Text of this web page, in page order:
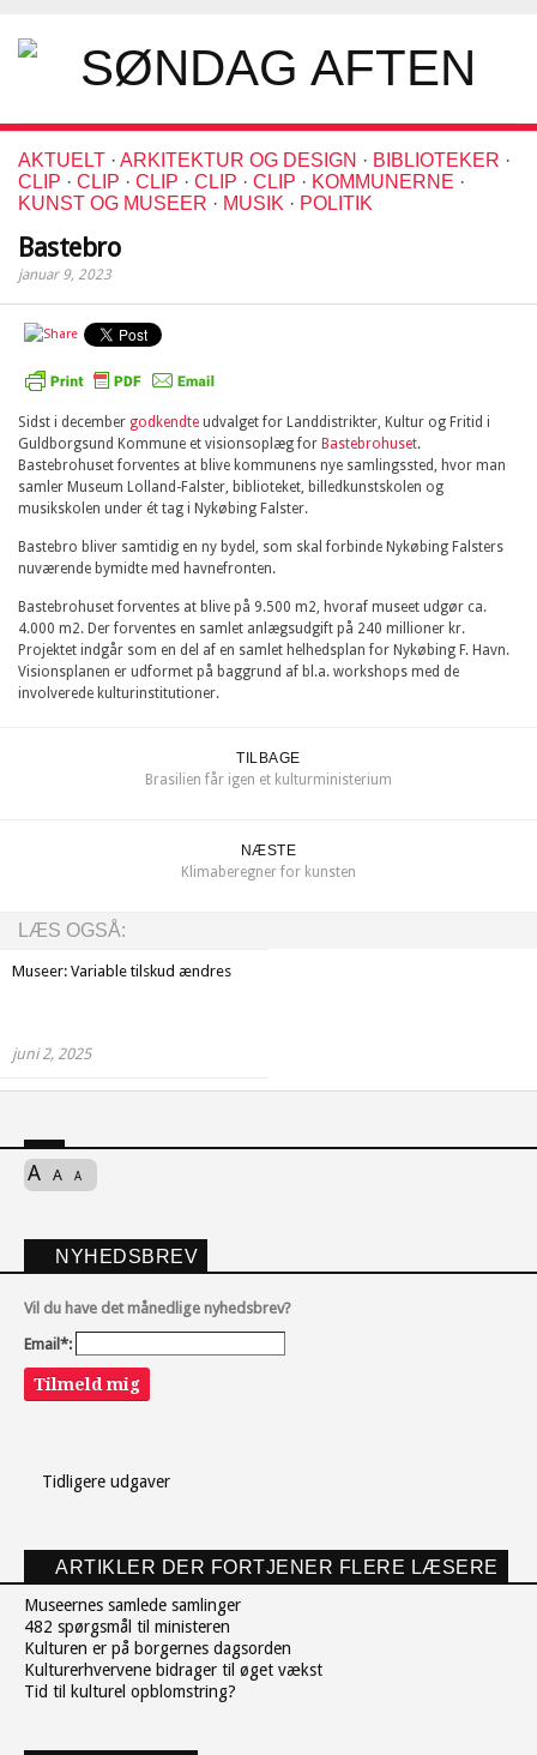
AKTUELT · ARKITEKTUR OG DESIGN · BIBLIOTEKER ·
CLIP · CLIP · CLIP · CLIP · CLIP · KOMMUNERNE ·
KUNST OG MUSEER · MUSIK · POLITIK
Bastebro
januar 9, 2023
Sidst i december godkendte udvalget for Landdistrikter, Kultur og Fritid i
Guldborgsund Kommune et visionsoplæg for Bastebrohuset.
Bastebrohuset forventes at blive kommunens nye samlingssted, hvor man
samler Museum Lolland-Falster, biblioteket, billedkunstskolen og
musikskolen under ét tag i Nykøbing Falster.
Bastebro bliver samtidig en ny bydel, som skal forbinde Nykøbing Falsters
nuværende bymidte med havnefronten.
Bastebrohuset forventes at blive på 9.500 m2, hvoraf museet udgør ca.
4.000 m2. Der forventes en samlet anlægsudgift på 240 millioner kr.
Projektet indgår som en del af en samlet helhedsplan for Nykøbing F. Havn.
Visionsplanen er udformet på baggrund af bl.a. workshops med de
involverede kulturinstitutioner.
TILBAGE
Brasilien får igen et kulturministerium
NÆSTE
Klimaberegner for kunsten
LÆS OGSÅ:
Museer: Variable tilskud ændres
juni 2, 2025
A A A
NYHEDSBREV
Vil du have det månedlige nyhedsbrev?
Email*:
Tilmeld mig
Tidligere udgaver
ARTIKLER DER FORTJENER FLERE LÆSERE
Museernes samlede samlinger
482 spørgsmål til ministeren
Kulturen er på borgernes dagsorden
Kulturerhvervene bidrager til øget vækst
Tid til kulturel opblomstring?